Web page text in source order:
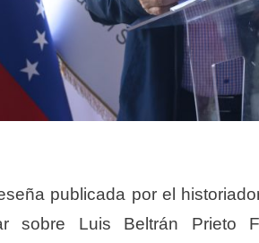
publicada por el
sobre Luis Beltrán Prieto